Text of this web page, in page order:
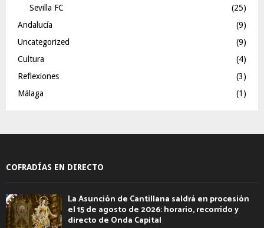
Sevilla FC
(25)
Andalucía
(9)
Uncategorized
(9)
Cultura
(4)
Reflexiones
(3)
Málaga
(1)
COFRADÍAS EN DIRECTO
La Asunción de Cantillana saldrá en procesión
el 15 de agosto de 2026: horario, recorrido y
directo de Onda Capital